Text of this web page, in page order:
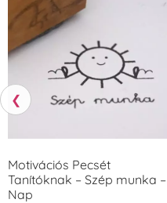
❮
Motivációs Pecsét
Tanítóknak – Szép munka –
Nap